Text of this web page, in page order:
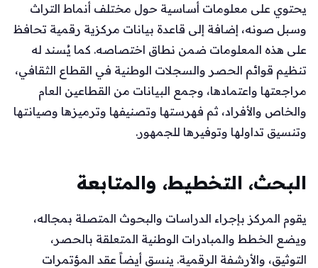
يحتوي على معلومات أساسية حول مختلف أنماط التراث
وسبل صونه، إضافة إلى قاعدة بيانات مركزية رقمية تحافظ
على هذه المعلومات ضمن نطاق اختصاصه. كما يُسند له
تنظيم قوائم الحصر والسجلات الوطنية في القطاع الثقافي،
مراجعتها واعتمادها، وجمع البيانات من القطاعين العام
والخاص والأفراد، ثم فهرستها وتصنيفها وترميزها وصيانتها
وتنسيق تداولها وتوفيرها للجمهور.
البحث، التخطيط، والمتابعة
يقوم المركز بإجراء الدراسات والبحوث المتصلة بمجاله،
ويضع الخطط والمبادرات الوطنية المتعلقة بالحصر،
التوثيق، والأرشفة الرقمية. ينسق أيضاً عقد المؤتمرات